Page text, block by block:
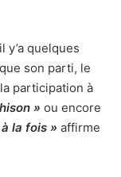
y’a quelques
son parti, le
participation à
» ou encore
la fois » affirme